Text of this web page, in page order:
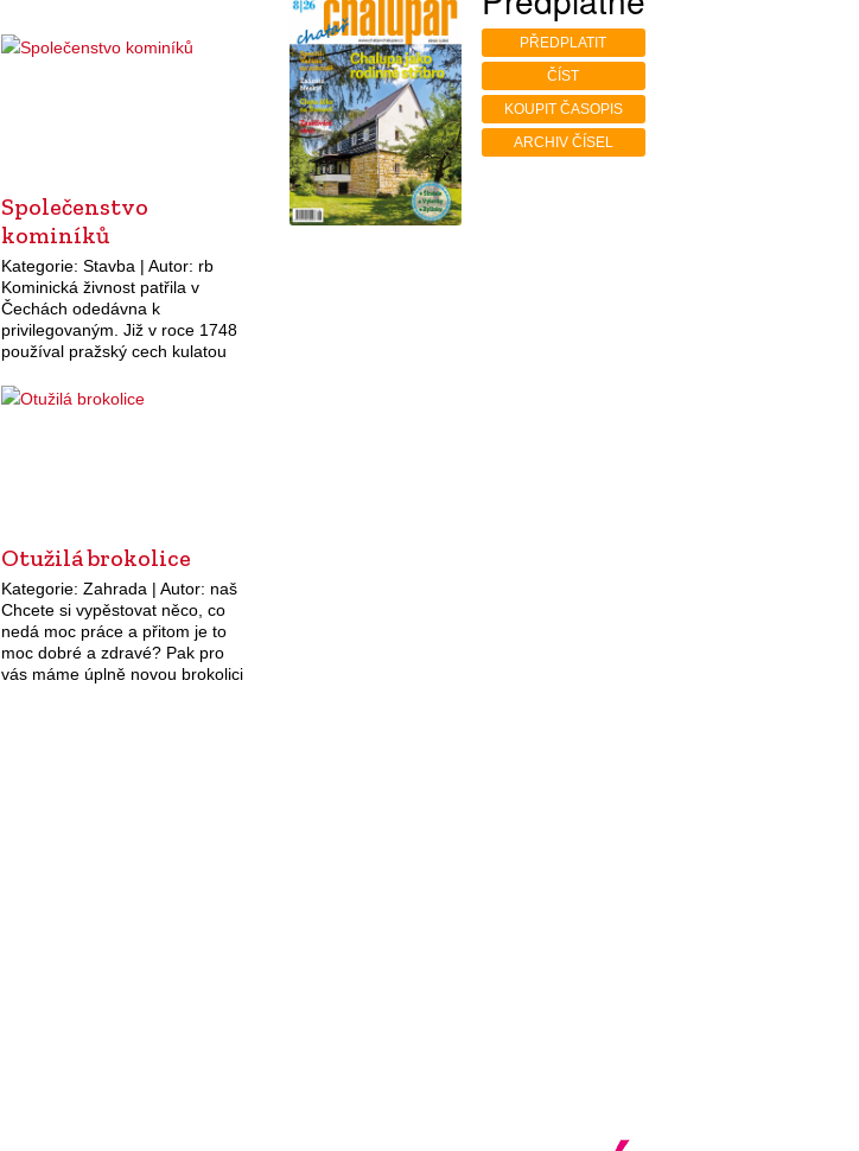
Společenstvo
kominíků
Kategorie: Stavba | Autor: rb
Kominická živnost patřila v
Čechách odedávna k
privilegovaným. Již v roce 1748
používal pražský cech kulatou
sv. Floriana, kterého držel z
Otužilá brokolice
Kategorie: Zahrada | Autor: naš
Chcete si vypěstovat něco, co
nedá moc práce a přitom je to
moc dobré a zdravé? Pak pro
vás máme úplně novou brokolici
PŘEDPLATIT
ČÍST
KOUPIT ČASOPIS
ARCHIV ČÍSEL